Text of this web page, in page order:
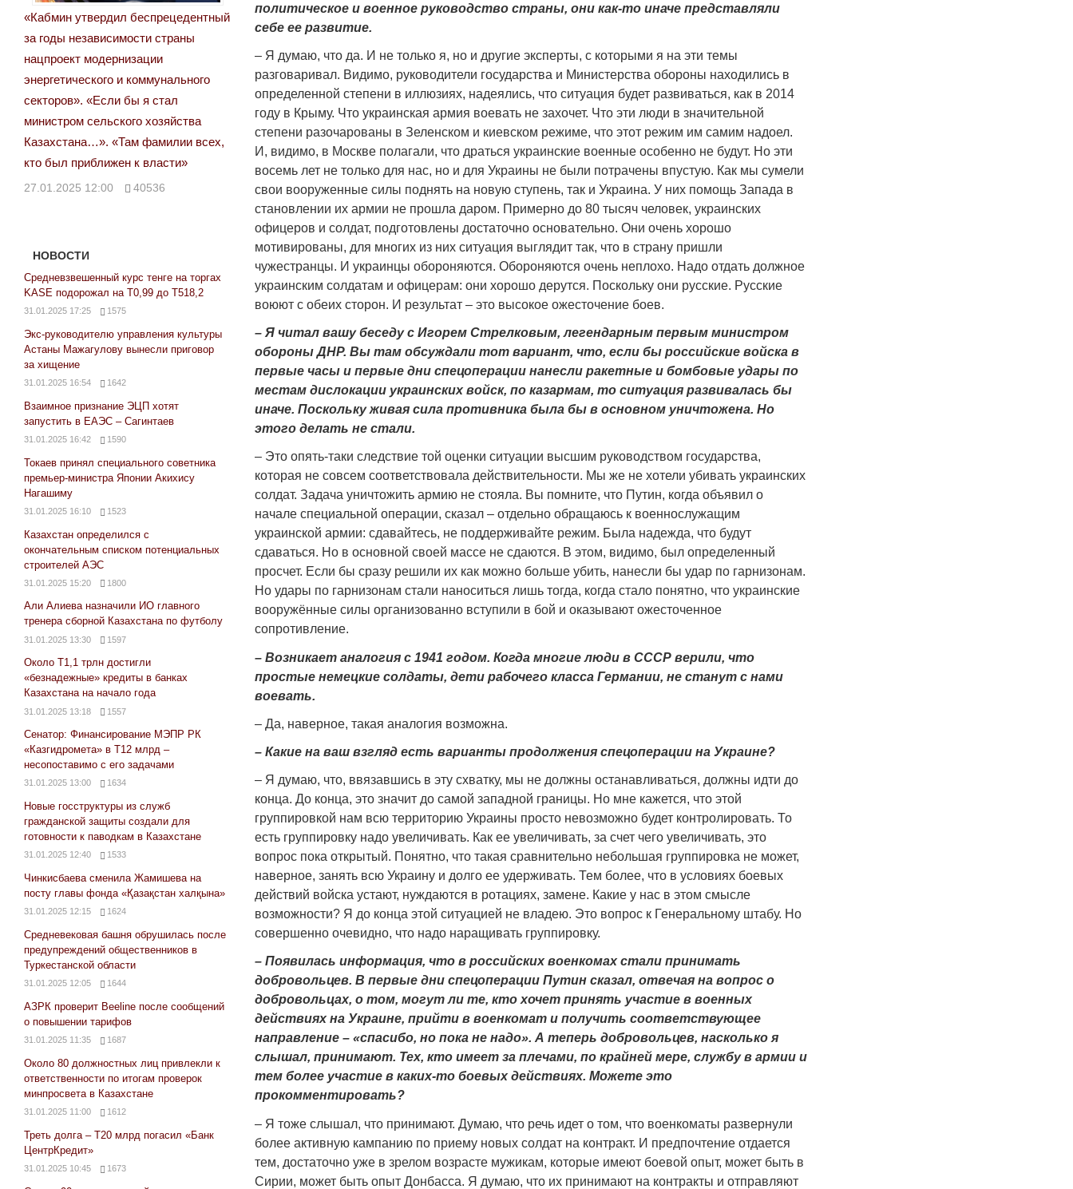
политическое и военное руководство страны, они как-то иначе представляли
себе ее развитие.
– Я думаю, что да. И не только я, но и другие эксперты, с которыми я на эти темы
разговаривал. Видимо, руководители государства и Министерства обороны находились в
определенной степени в иллюзиях, надеялись, что ситуация будет развиваться, как в 2014
году в Крыму. Что украинская армия воевать не захочет. Что эти люди в значительной
степени разочарованы в Зеленском и киевском режиме, что этот режим им самим надоел.
И, видимо, в Москве полагали, что драться украинские военные особенно не будут. Но эти
восемь лет не только для нас, но и для Украины не были потрачены впустую. Как мы сумели
свои вооруженные силы поднять на новую ступень, так и Украина. У них помощь Запада в
становлении их армии не прошла даром. Примерно до 80 тысяч человек, украинских
офицеров и солдат, подготовлены достаточно основательно. Они очень хорошо
мотивированы, для многих из них ситуация выглядит так, что в страну пришли
чужестранцы. И украинцы обороняются. Обороняются очень неплохо. Надо отдать должное
украинским солдатам и офицерам: они хорошо дерутся. Поскольку они русские. Русские
воюют с обеих сторон. И результат – это высокое ожесточение боев.
– Я читал вашу беседу с Игорем Стрелковым, легендарным первым министром
обороны ДНР. Вы там обсуждали тот вариант, что, если бы российские войска в
первые часы и первые дни спецоперации нанесли ракетные и бомбовые удары по
местам дислокации украинских войск, по казармам, то ситуация развивалась бы
иначе. Поскольку живая сила противника была бы в основном уничтожена. Но
этого делать не стали.
– Это опять-таки следствие той оценки ситуации высшим руководством государства,
которая не совсем соответствовала действительности. Мы же не хотели убивать украинских
солдат. Задача уничтожить армию не стояла. Вы помните, что Путин, когда объявил о
начале специальной операции, сказал – отдельно обращаюсь к военнослужащим
украинской армии: сдавайтесь, не поддерживайте режим. Была надежда, что будут
сдаваться. Но в основной своей массе не сдаются. В этом, видимо, был определенный
просчет. Если бы сразу решили их как можно больше убить, нанесли бы удар по гарнизонам.
Но удары по гарнизонам стали наноситься лишь тогда, когда стало понятно, что украинские
вооружённые силы организованно вступили в бой и оказывают ожесточенное
сопротивление.
– Возникает аналогия с 1941 годом. Когда многие люди в СССР верили, что
простые немецкие солдаты, дети рабочего класса Германии, не станут с нами
воевать.
– Да, наверное, такая аналогия возможна.
– Какие на ваш взгляд есть варианты продолжения спецоперации на Украине?
– Я думаю, что, ввязавшись в эту схватку, мы не должны останавливаться, должны идти до
конца. До конца, это значит до самой западной границы. Но мне кажется, что этой
группировкой нам всю территорию Украины просто невозможно будет контролировать. То
есть группировку надо увеличивать. Как ее увеличивать, за счет чего увеличивать, это
вопрос пока открытый. Понятно, что такая сравнительно небольшая группировка не может,
наверное, занять всю Украину и долго ее удерживать. Тем более, что в условиях боевых
действий войска устают, нуждаются в ротациях, замене. Какие у нас в этом смысле
возможности? Я до конца этой ситуацией не владею. Это вопрос к Генеральному штабу. Но
совершенно очевидно, что надо наращивать группировку.
– Появилась информация, что в российских военкомах стали принимать
добровольцев. В первые дни спецоперации Путин сказал, отвечая на вопрос о
добровольцах, о том, могут ли те, кто хочет принять участие в военных
действиях на Украине, прийти в военкомат и получить соответствующее
направление – «спасибо, но пока не надо». А теперь добровольцев, насколько я
слышал, принимают. Тех, кто имеет за плечами, по крайней мере, службу в армии и
тем более участие в каких-то боевых действиях. Можете это
прокомментировать?
– Я тоже слышал, что принимают. Думаю, что речь идет о том, что военкоматы развернули
более активную кампанию по приему новых солдат на контракт. И предпочтение отдается
тем, достаточно уже в зрелом возрасте мужикам, которые имеют боевой опыт, может быть в
Сирии, может быть опыт Донбасса. Я думаю, что их принимают на контракты и отправляют
«Кабмин утвердил беспрецедентный
за годы независимости страны
нацпроект модернизации
энергетического и коммунального
секторов». «Если бы я стал
министром сельского хозяйства
Казахстана…». «Там фамилии всех,
кто был приближен к власти»
27.01.2025 12:00 40536
НОВОСТИ
Средневзвешенный курс тенге на торгах
KASE подорожал на Т0,99 до Т518,2
31.01.2025 17:25 1575
Экс-руководителю управления культуры
Астаны Мажагулову вынесли приговор
за хищение
31.01.2025 16:54 1642
Взаимное признание ЭЦП хотят
запустить в ЕАЭС – Сагинтаев
31.01.2025 16:42 1590
Токаев принял специального советника
премьер-министра Японии Акихису
Нагашиму
31.01.2025 16:10 1523
Казахстан определился с
окончательным списком потенциальных
строителей АЭС
31.01.2025 15:20 1800
Али Алиева назначили ИО главного
тренера сборной Казахстана по футболу
31.01.2025 13:30 1597
Около Т1,1 трлн достигли
«безнадежные» кредиты в банках
Казахстана на начало года
31.01.2025 13:18 1557
Сенатор: Финансирование МЭПР РК
«Казгидромета» в Т12 млрд –
несопоставимо с его задачами
31.01.2025 13:00 1634
Новые госструктуры из служб
гражданской защиты создали для
готовности к паводкам в Казахстане
31.01.2025 12:40 1533
Чинкисбаева сменила Жамишева на
посту главы фонда «Қазақстан халқына»
31.01.2025 12:15 1624
Средневековая башня обрушилась после
предупреждений общественников в
Туркестанской области
31.01.2025 12:05 1644
АЗРК проверит Beeline после сообщений
о повышении тарифов
31.01.2025 11:35 1687
Около 80 должностных лиц привлекли к
ответственности по итогам проверок
минпросвета в Казахстане
31.01.2025 11:00 1612
Треть долга – Т20 млрд погасил «Банк
ЦентрКредит»
31.01.2025 10:45 1673